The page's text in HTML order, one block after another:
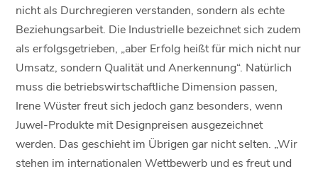
nicht als Durchregieren verstanden, sondern als echte
Beziehungsarbeit. Die Industrielle bezeichnet sich zudem
als erfolgsgetrieben, „aber Erfolg heißt für mich nicht nur
Umsatz, sondern Qualität und Anerkennung“. Natürlich
muss die betriebswirtschaftliche Dimension passen,
Irene Wüster freut sich jedoch ganz besonders, wenn
Juwel-Produkte mit Designpreisen ausgezeichnet
werden. Das geschieht im Übrigen gar nicht selten. „Wir
stehen im internationalen Wettbewerb und es freut und